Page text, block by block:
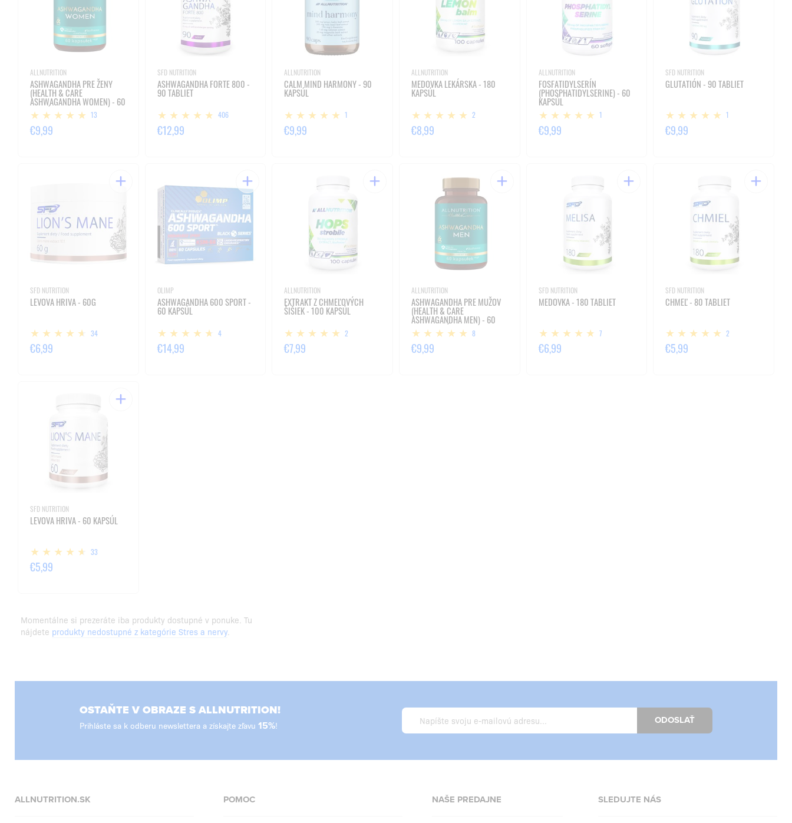
ALLNUTRITION
ASHWAGANDHA PRE ŽENY
(HEALTH & CARE
ASHWAGANDHA WOMEN) - 60
KAPSÚL VEGE 13
€9,99
SFD NUTRITION
ASHWAGANDHA FORTE 800 -
90 TABLIET
406
€12,99
ALLNUTRITION
CALM MIND HARMONY - 90
KAPSÚL
1
€9,99
ALLNUTRITION
MEDOVKA LEKÁRSKA - 180
KAPSÚL
2
€8,99
ALLNUTRITION
FOSFATIDYLSERÍN
(PHOSPHATIDYLSERINE) - 60
KAPSÚL
1
€9,99
SFD NUTRITION
GLUTATIÓN - 90 TABLIET
1
€9,99
SFD NUTRITION
LEVOVA HRIVA - 60G
34
€6,99
OLIMP
ASHWAGANDHA 600 SPORT -
60 KAPSÚL
4
€14,99
ALLNUTRITION
EXTRAKT Z CHMEĽOVÝCH
ŠIŠIEK - 100 KAPSÚL
2
€7,99
ALLNUTRITION
ASHWAGANDHA PRE MUŽOV
(HEALTH & CARE
ASHWAGANDHA MEN) - 60
VEGE KAPSÚL 8
€9,99
SFD NUTRITION
MEDOVKA - 180 TABLIET
7
€6,99
SFD NUTRITION
CHMEĽ - 80 TABLIET
2
€5,99
SFD NUTRITION
LEVOVA HRIVA - 60 KAPSÚL
33
€5,99
Momentálne si prezeráte iba produkty dostupné v ponuke. Tu
nájdete produkty nedostupné z kategórie Stres a nervy.
OSTAŇTE V OBRAZE S ALLNUTRITION!
Prihláste sa k odberu newslettera a získajte zľavu 15%! ODOSLAŤ
ALLNUTRITION.SK POMOC NAŠE PREDAJNE SLEDUJTE NÁS